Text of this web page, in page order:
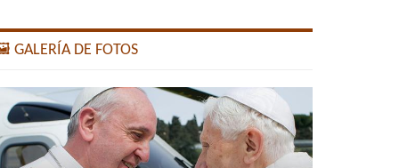
GALERÍA DE FOTOS